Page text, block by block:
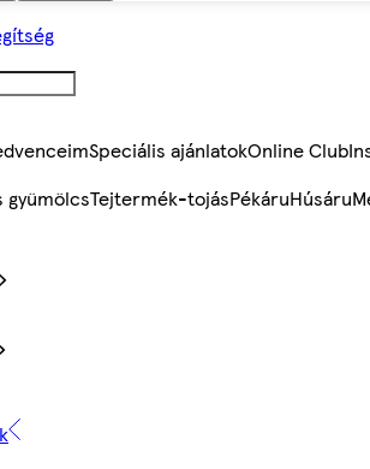
Speciális ajánlatokOnline Club
gyümölcsTejtermék-tojásPékáruHúsáru